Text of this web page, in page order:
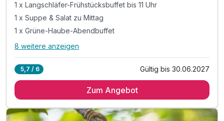
1 x Langschläfer-Frühstücksbuffet bis 11 Uhr
1 x Suppe & Salat zu Mittag
1 x Grüne-Haube-Abendbuffet
Alle Inklusivleistungen
1 x Langschläfer-Frühstücksbuffet bis 11 Uhr
1 x Grüne-Haube-Abendbuffet
8 weitere anzeigen
5,7 / 6 Gültig bis 30.06.2027
Zum Angebot